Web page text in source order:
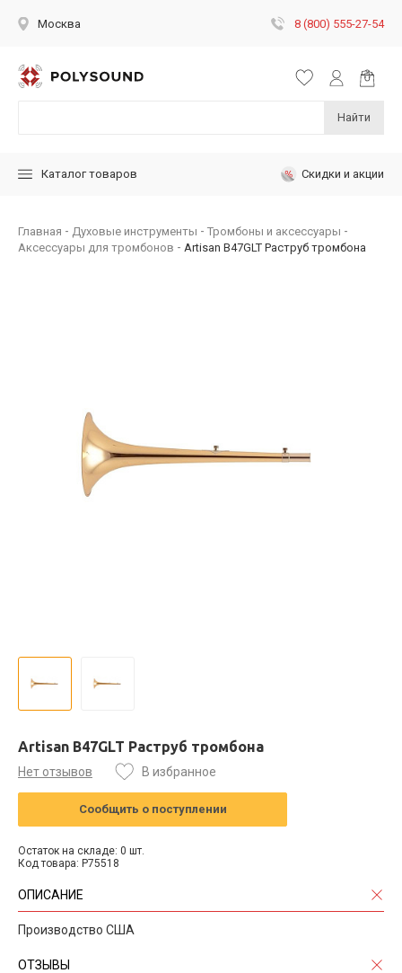
Москва 8 (800) 555-27-54
Найти
Каталог товаров Скидки и акции
Главная Духовые инструменты
Тромбоны и аксессуары
Аксессуары для тромбонов
Artisan B47GLT Раструб тромбона
Artisan B47GLT Раструб тромбона
Нет отзывов В избранное
Сообщить о поступлении
Остаток на складе: 0 шт.
Код товара: P75518
ОПИСАНИЕ
Производство США
ОТЗЫВЫ